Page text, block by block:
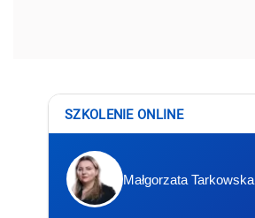
SZKOLENIE ONLINE
Małgorzata Tarkowska